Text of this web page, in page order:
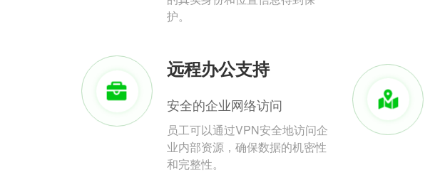
护。
远程办公支持
安全的企业网络访问
员工可以通过VPN安全地访问企
业内部资源，确保数据的机密性
和完整性。